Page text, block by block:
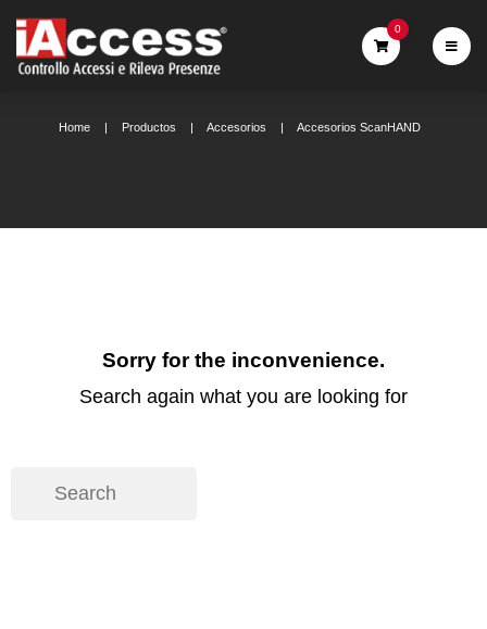
0
Home Productos Accesorios Accesorios ScanHAND
Sorry for the inconvenience.
Search again what you are looking for